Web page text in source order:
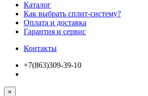
Каталог
Как выбрать сплит-систему?
Оплата и доставка
Гарантия и сервис
Контакты
+7(863)309-39-10
×